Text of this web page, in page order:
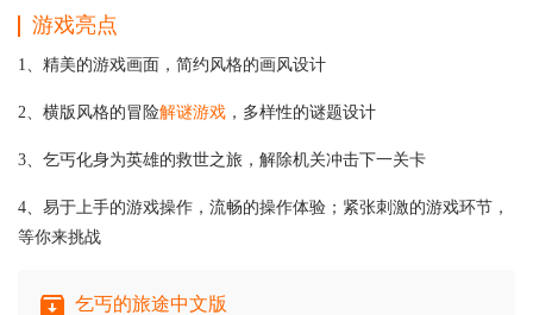
游戏亮点
1、精美的游戏画面，简约风格的画风设计
2、横版风格的冒险解谜游戏 ，多样性的谜题设计
3、乞丐化身为英雄的救世之旅，解除机关冲击下一关卡
4、易于上手的游戏操作，流畅的操作体验；紧张刺激的游戏环节，
等你来挑战
乞丐的旅途中文版